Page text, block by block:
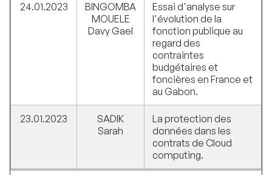
24.01.2023
BINGOMBA
MOUELE
Davy Gael
Essai d'analyse sur
l'évolution de la
fonction publique au
regard des
contraintes
budgétaires et
foncières en France et
au Gabon.
23.01.2023
SADIK
Sarah
La protection des
données dans les
contrats de Cloud
computing.